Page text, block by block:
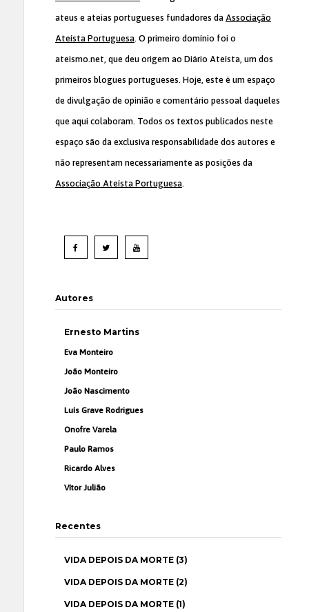
ateus e ateias portugueses fundadores da Associação
Ateísta Portuguesa. O primeiro domínio foi o
ateismo.net, que deu origem ao Diário Ateísta, um dos
primeiros blogues portugueses. Hoje, este é um espaço
de divulgação de opinião e comentário pessoal daqueles
que aqui colaboram. Todos os textos publicados neste
espaço são da exclusiva responsabilidade dos autores e
não representam necessariamente as posições da
Associação Ateísta Portuguesa.
Autores
Ernesto Martins
Eva Monteiro
João Monteiro
João Nascimento
Luís Grave Rodrigues
Onofre Varela
Paulo Ramos
Ricardo Alves
Vítor Julião
Recentes
VIDA DEPOIS DA MORTE (3)
VIDA DEPOIS DA MORTE (2)
VIDA DEPOIS DA MORTE (1)